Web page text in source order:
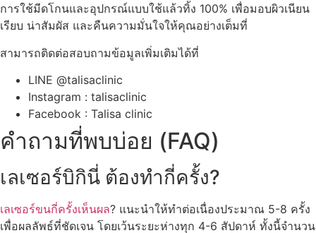
การใช้มีดโกนและอุปกรณ์แบบใช้แล้วทิ้ง 100% เพื่อมอบผิวเนียน
เรียบ น่าสัมผัส และคืนความมั่นใจให้คุณอย่างเต็มที่
สามารถติดต่อสอบถามข้อมูลเพิ่มเติมได้ที่
LINE @talisaclinic
Instagram : talisaclinic
Facebook : Talisa clinic
คำถามที่พบบ่อย (FAQ)
เลเซอร์บิกินี่ ต้องทำกี่ครั้ง?
เลเซอร์ขนกี่ครั้งเห็นผล? แนะนำให้ทำต่อเนื่องประมาณ 5-8 ครั้ง
เพื่อผลลัพธ์ที่ชัดเจน โดยเว้นระยะห่างทุก 4-6 สัปดาห์ ทั้งนี้จำนวน